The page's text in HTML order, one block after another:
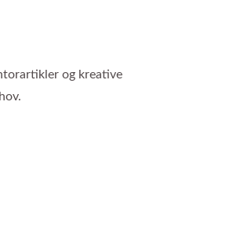
og kreative